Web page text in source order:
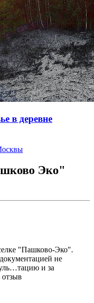
в деревне
Эко"
"Пашково-Эко".
не
…тацию и за
отзыв